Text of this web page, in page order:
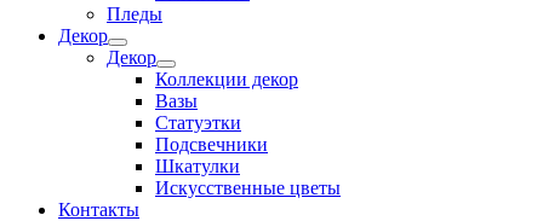
Пледы
Декор
Декор
Коллекции декор
Вазы
Статуэтки
Подсвечники
Шкатулки
Искусственные цветы
Контакты